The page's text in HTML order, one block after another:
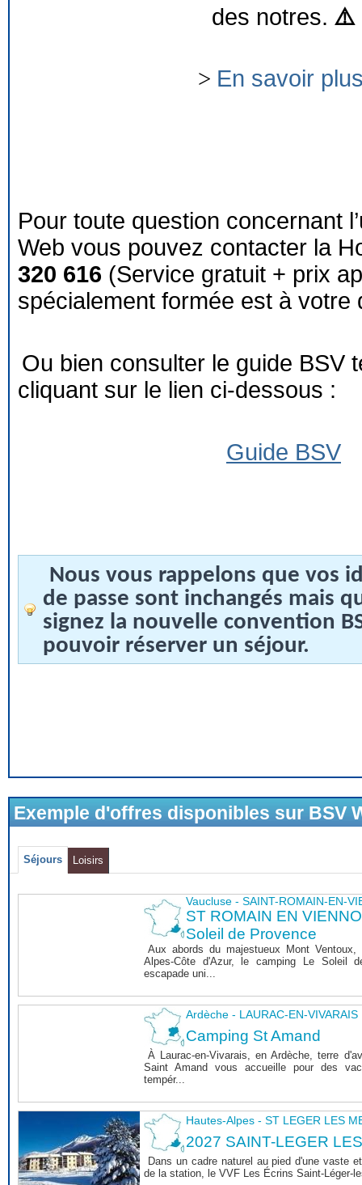
des notres. ⚠️
> En savoir
Pour toute question concernant
Web vous pouvez contacter la
320 616 (Service gratuit + prix
spécialement formée est à votre
Ou bien consulter le guide BSV
cliquant sur le lien ci-dessous :
Guide BSV
Nous vous rappelons que vos
de passe sont inchangés mais
signez la nouvelle convention
pouvoir réserver un séjour.
Exemple d'offres disponibles sur BSV
Séjours Loisirs
Vaucluse - SAINT-ROMAIN-EN-
ST ROMAIN EN
Soleil de Provence
Aux abords du majestueux Mont
Alpes-Côte d'Azur, le camping Le Soleil
escapade uni...
Ardèche - LAURAC-EN-VIVARAIS
Camping St Amand
À Laurac-en-Vivarais, en Ardèche, terre
Saint Amand vous accueille pour des
tempér...
Hautes-Alpes - ST LEGER LES
2027 SAINT-LEGER
Dans un cadre naturel au pied d'une vaste
de la station, le VVF Les Écrins Saint-Léger-